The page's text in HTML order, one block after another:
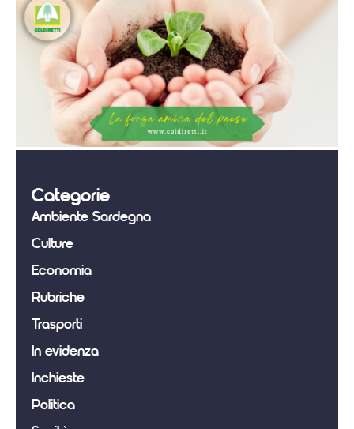
Categorie
Ambiente Sardegna
Culture
Economia
Rubriche
Trasporti
In evidenza
Inchieste
Politica